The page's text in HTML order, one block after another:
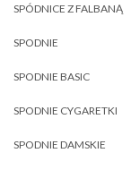
SPÓDNICE Z FALBANĄ
SPODNIE
SPODNIE BASIC
SPODNIE CYGARETKI
SPODNIE DAMSKIE